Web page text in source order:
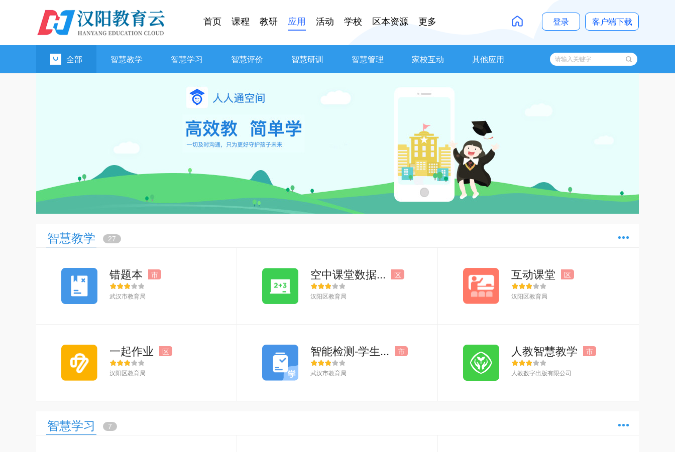
首页 课程 教研 应用 活动 学校 区本资源 更多 登录 客户端下载
全部 智慧教学 智慧学习 智慧评价 智慧研训 智慧管理 家校互动 其他应用
智慧教学 27
错题本 市
武汉市教育局
空中课堂数据... 区
汉阳区教育局
互动课堂 区
汉阳区教育局
一起作业 区
汉阳区教育局
智能检测-学生... 市
武汉市教育局
人教智慧教学 市
人教数字出版有限公司
智慧学习 7